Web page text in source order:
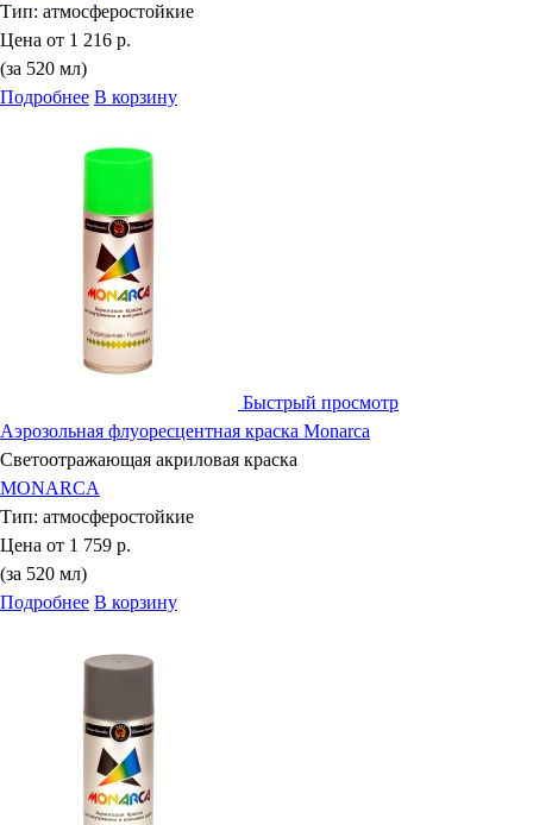
Тип: атмосферостойкие
Цена от 1 216 р.
(за 520 мл)
Подробнее В корзину
Быстрый просмотр
Аэрозольная флуоресцентная краска Monarca
Светоотражающая акриловая краска
MONARCA
Тип: атмосферостойкие
Цена от 1 759 р.
(за 520 мл)
Подробнее В корзину